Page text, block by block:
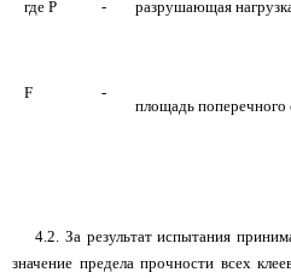
где Р - разрушающая
F -
площадь поперечного
4.2. За результат испытания
значение предела прочности всех